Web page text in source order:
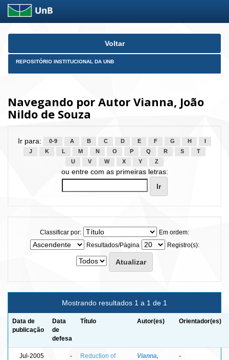
Skip
Voltar
REPOSITÓRIO INSTITUCIONAL DA UNB
Navegando por Autor Vianna, João
Nildo de Souza
Ir para: 0-9 A B C D E F G H
J
K L M N O P Q R S
T
U
V W X Y Z
ou entre com as primeiras letras:
Classificar por:
Em ordem:
Resultados/Página
Registro(s):
Mostrando resultados 1 a 1 de 1
Data de
publicação
Data
de
defesa
Título Autor(es) Orientador(es)
Jul-2005 -
Reduction of
Vianna,
-